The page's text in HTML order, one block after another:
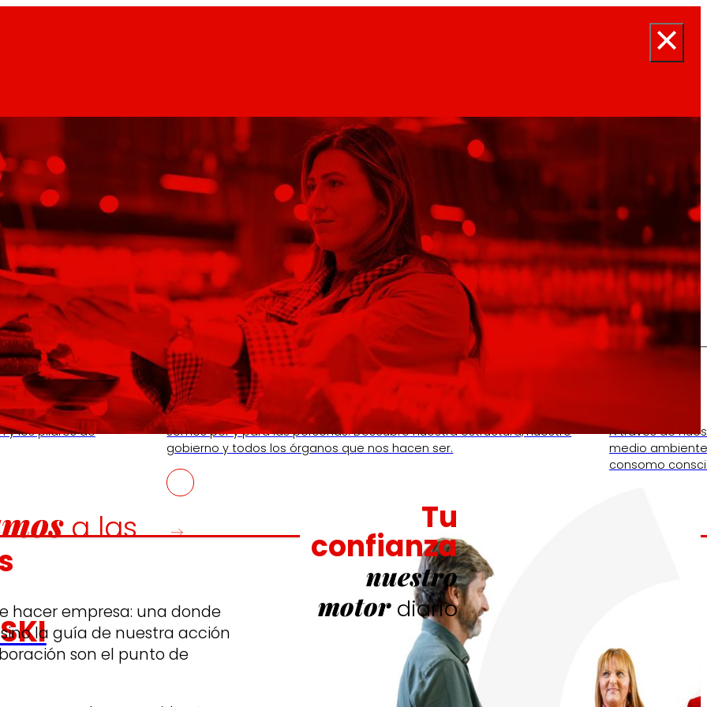
y los pilares de
Cooperativa
Somos por y para las personas. Descubre nuestra estructura, nuestro
gobierno y todos los órganos que nos hacen ser.
A través de
medio
consomo
a las
hacer empresa: una donde
la guía de nuestra acción
son el punto de
Tu
confianza
nuestro
motordiario